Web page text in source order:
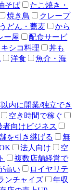
そば
たこ焼き・
焼き鳥
クレープ
うどん・蕎麦
から
ー屋
配食サービ
キシコ料理
丼も
洋食
魚介・海
内に開業/独立でき
空き時間で稼ぐ
者向けビジネス
を引き継げる
無
法人向け
空
複数店舗経営で
高い
ロイヤリテ
ンチャイズ
年収